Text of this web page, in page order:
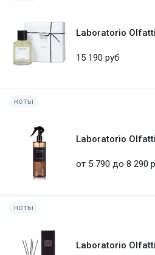
Laboratorio
15 190 руб
ноты
Laboratorio
от 5 790 до 8 290
ноты
Laboratorio